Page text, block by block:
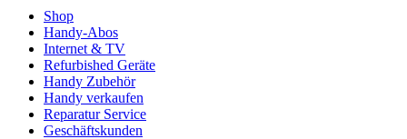
Shop
Handy-Abos
Internet & TV
Refurbished Geräte
Handy Zubehör
Handy verkaufen
Reparatur Service
Geschäftskunden